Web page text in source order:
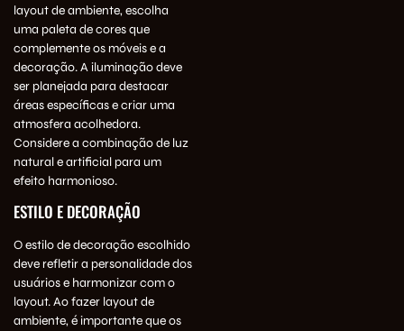
layout de ambiente, escolha
uma paleta de cores que
complemente os móveis e a
decoração. A iluminação deve
ser planejada para destacar
áreas específicas e criar uma
atmosfera acolhedora.
Considere a combinação de luz
natural e artificial para um
efeito harmonioso.
ESTILO E DECORAÇÃO
O estilo de decoração escolhido
deve refletir a personalidade dos
usuários e harmonizar com o
layout. Ao fazer layout de
ambiente, é importante que os